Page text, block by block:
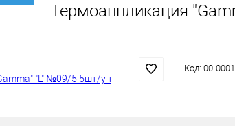
Термоаппликация
Код: 00-